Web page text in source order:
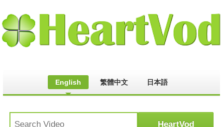
English 繁體中文 日本語